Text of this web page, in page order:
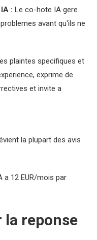
: Le co-hote IA gere
avant qu'ils ne
plaintes specifiques et
exprime de
et invite a
la plupart des avis
a 12 EUR/mois par
la reponse